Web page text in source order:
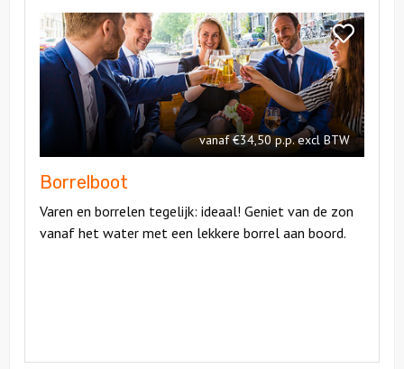
Bekijk
Borrelboot
vanaf €34,50 p.p. excl BTW
Borrelboot
Varen en borrelen tegelijk: ideaal! Geniet van de zon
vanaf het water met een lekkere borrel aan boord.
Borrelboot